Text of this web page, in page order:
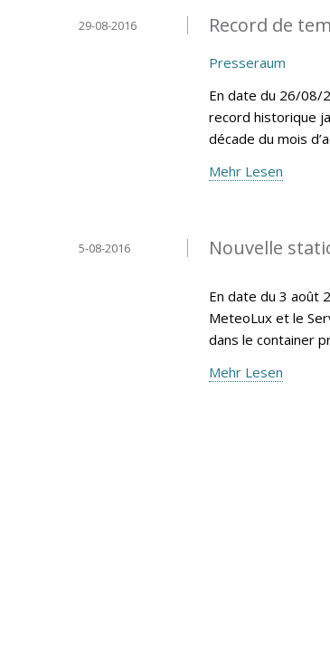
Record de
29-08-2016
Presseraum
En date du 26/08/
record historique
décade du mois
Mehr Lesen
Nouvelle
5-08-2016
En date du 3 août
MeteoLux et le
dans le container
Mehr Lesen